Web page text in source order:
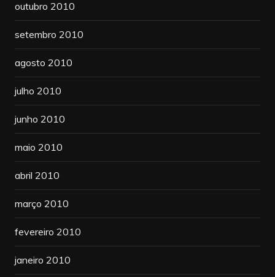
outubro 2010
setembro 2010
agosto 2010
julho 2010
junho 2010
maio 2010
abril 2010
março 2010
fevereiro 2010
janeiro 2010